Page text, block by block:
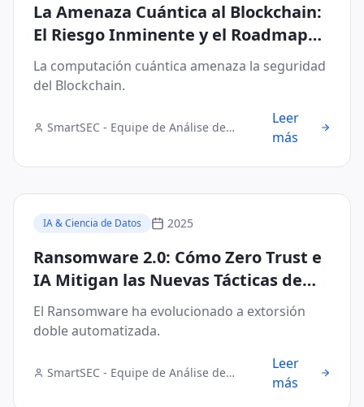
La Amenaza Cuántica al Blockchain:
El Riesgo Inminente y el Roadmap
para Criptografía Quantum-Safe
La computación cuántica amenaza la seguridad
del Blockchain.
SmartSEC - Equipe de Análise de
Leer
más
IA & Ciencia de Datos 2025
Ransomware 2.0: Cómo Zero Trust e
IA Mitigan las Nuevas Tácticas de
Extorsión Automatizada
El Ransomware ha evolucionado a extorsión
doble automatizada.
SmartSEC - Equipe de Análise de
Leer
más